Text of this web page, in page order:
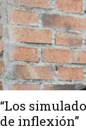
“Los
de inflexión”